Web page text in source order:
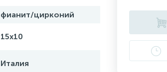
фианит/цирконий
15х10
Италия